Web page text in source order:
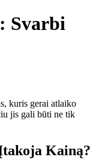
Svarbi
kuris gerai atlaiko
jis gali būti ne tik
Kainą?